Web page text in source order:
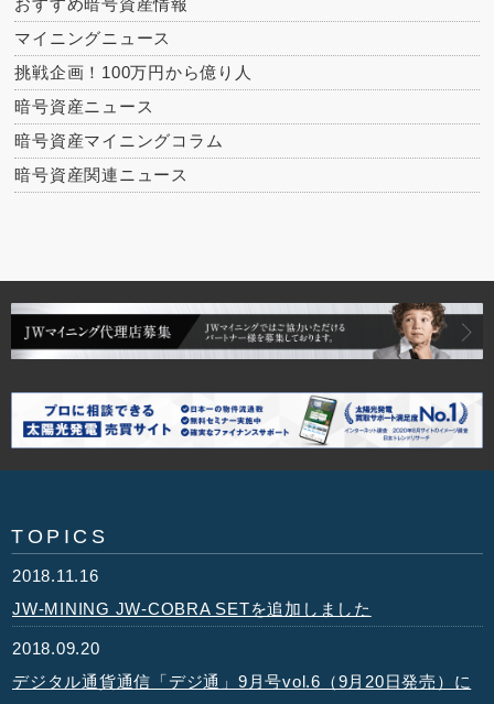
マイニングニュース
挑戦企画！100万円から億り人
暗号資産ニュース
暗号資産マイニングコラム
暗号資産関連ニュース
TOPICS
2018.11.16
JW-MINING JW-COBRA SETを追加しました
2018.09.20
デジタル通貨通信「デジ通」9月号vol.6（9月20日発売）に